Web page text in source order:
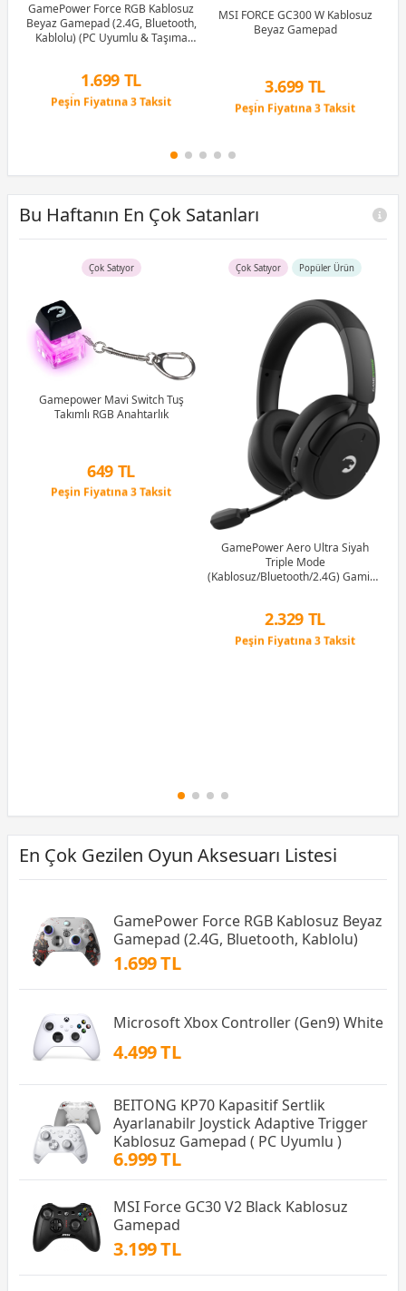
GamePower Force RGB Kablosuz
Beyaz Gamepad (2.4G, Bluetooth,
Kablolu) (PC Uyumlu & Taşıma
1.699 TL
Peşin Fiyatına 3 Taksit
MSI FORCE GC300 W Kablosuz
Beyaz Gamepad
3.699 TL
Peşin Fiyatına 3 Taksit
Bu Haftanın En Çok Satanları
Çok Satıyor
Gamepower Mavi Switch Tuş
Takımlı RGB Anahtarlık
649 TL
Peşin Fiyatına 3 Taksit
Çok Satıyor Popüler Ürün
GamePower Aero Ultra Siyah
Triple Mode
(Kablosuz/Bluetooth/2.4G) Gaming
2.329 TL
Peşin Fiyatına 3 Taksit
En Çok Gezilen Oyun Aksesuarı Listesi
GamePower Force RGB Kablosuz Beyaz
Gamepad (2.4G, Bluetooth, Kablolu)
1.699 TL
Microsoft Xbox Controller (Gen9) White
4.499 TL
BEITONG KP70 Kapasitif Sertlik
Ayarlanabilr Joystick Adaptive Trigger
Kablosuz Gamepad ( PC Uyumlu )
6.999 TL
MSI Force GC30 V2 Black Kablosuz
Gamepad
3.199 TL